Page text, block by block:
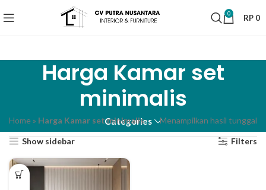
0 RP 0
Harga Kamar set
minimalis
Categories
Home» Harga Kamar set minimalis Menampilkan hasil tunggal
Show sidebar Filters